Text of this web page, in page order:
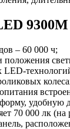
9300М
– 60 000 ч;
положения
удобную
70 000 лк (на